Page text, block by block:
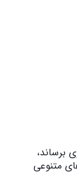
برساند،
متنوعی